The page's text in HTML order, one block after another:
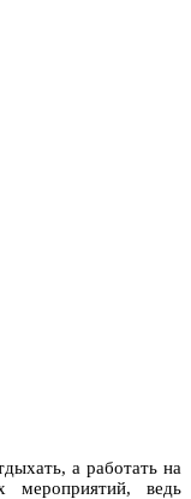
а работать на
ведь